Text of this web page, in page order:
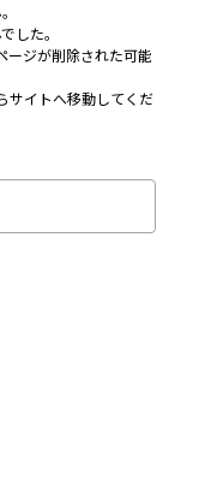
した。
ージが削除された可能
サイトへ移動してくだ